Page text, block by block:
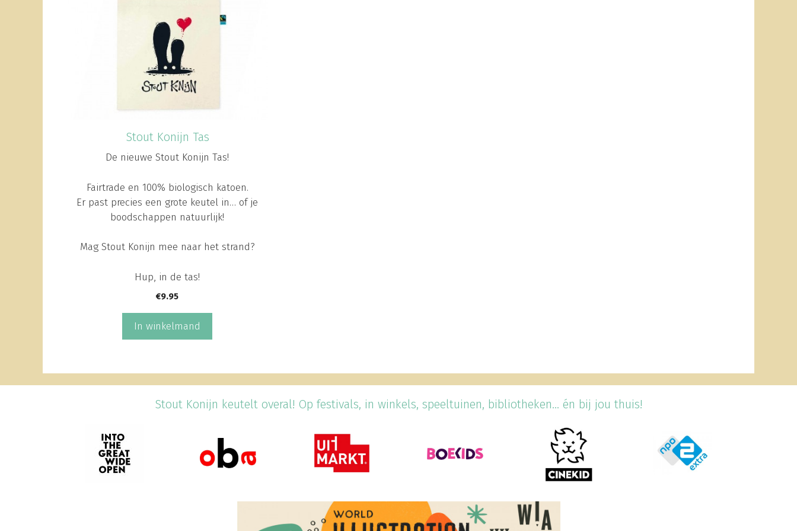
Stout Konijn Tas
De nieuwe Stout Konijn Tas!
Fairtrade en 100% biologisch katoen.
Er past precies een grote keutel in… of je
boodschappen natuurlijk!
Mag Stout Konijn mee naar het strand?
Hup, in de tas!
€9.95
In winkelmand
Stout Konijn keutelt overal! Op festivals, in winkels, speeltuinen, bibliotheken... én bij jou thuis!